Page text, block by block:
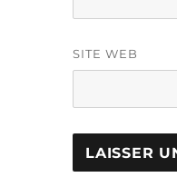
SITE WEB